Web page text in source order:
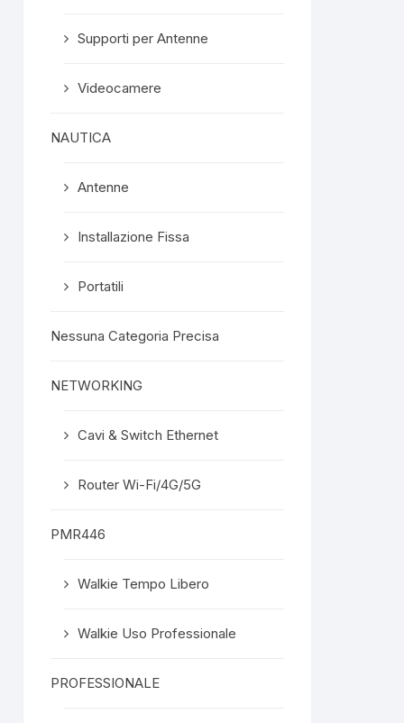
Supporti per Antenne
Videocamere
NAUTICA
Antenne
Installazione Fissa
Portatili
Nessuna Categoria Precisa
NETWORKING
Cavi & Switch Ethernet
Router Wi-Fi/4G/5G
PMR446
Walkie Tempo Libero
Walkie Uso Professionale
PROFESSIONALE